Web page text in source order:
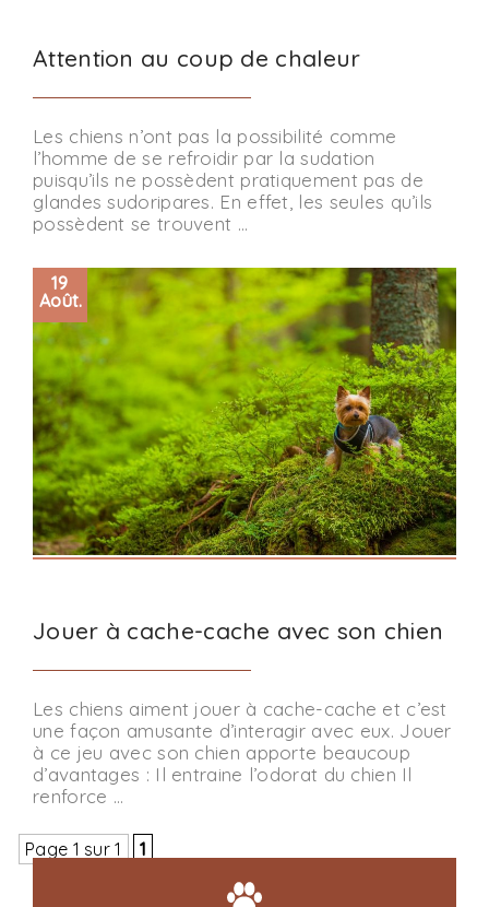
Attention au coup de chaleur
Les chiens n’ont pas la possibilité comme
l’homme de se refroidir par la sudation
puisqu’ils ne possèdent pratiquement pas de
glandes sudoripares. En effet, les seules qu’ils
possèdent se trouvent …
Jouer à cache-cache avec son chien
19
Août.
Les chiens aiment jouer à cache-cache et c’est
une façon amusante d’interagir avec eux. Jouer
à ce jeu avec son chien apporte beaucoup
d’avantages : Il entraine l’odorat du chien Il
renforce …
Page 1 sur 1 1